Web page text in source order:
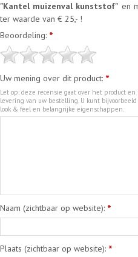
"Kantel muizenval kunststof" en
ter waarde van € 25,- !
Beoordeling: *
Uw mening over dit product: *
Let op: deze recensie gaat over het product
levering van uw bestelling. U kunt
look & feel en belangrijke eigenschappen.
Naam (zichtbaar op website): *
Plaats (zichtbaar op website): *